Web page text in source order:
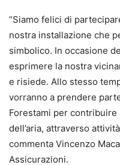
“Siamo felici di
nostra installazione che
simbolico. In occasione
esprimere la nostra
e risiede. Allo stesso
vorranno a prendere
Forestami per
dell’aria, attraverso
commenta Vincenzo
Assicurazioni.